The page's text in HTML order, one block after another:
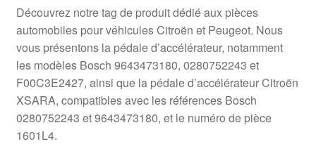
Livraison internationale
Mon compte
Paiements
Panier
Découvrez notre tag de produit dédié aux pièces
automobiles pour véhicules Citroën et Peugeot. Nous
vous présentons la pédale d’accélérateur, notamment
les modèles Bosch 9643473180, 0280752243 et
F00C3E2427, ainsi que la pédale d’accélérateur Citroën
XSARA, compatibles avec les références Bosch
0280752243 et 9643473180, et le numéro de pièce
1601L4.